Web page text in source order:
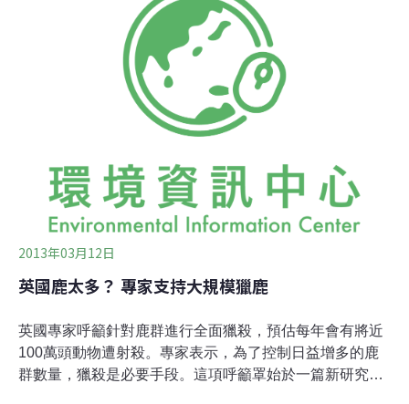
激情過後，市府13日清晨啟動清理作業，調派大批清潔人
員及各式機具冒雨進駐，直到中午才完成清除29.5公噸炮
屑及垃圾，恢復市容。此外，安南區鹿耳門聖母廟2月8日
高空煙火也吸引大量人潮，隔天清晨6時投入115名人員及
11輛機具進場善後，共清出21公噸炮屑及垃圾。（中央社
2013年03月12日
英國鹿太多？ 專家支持大規模獵鹿
英國專家呼籲針對鹿群進行全面獵殺，預估每年會有將近
100萬頭動物遭射殺。專家表示，為了控制日益增多的鹿
群數量，獵殺是必要手段。這項呼籲罩始於一篇新研究報